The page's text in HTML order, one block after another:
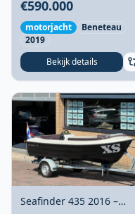
€590.000
motorjacht
Beneteau
2019
Bekijk details
Seafinder 435 2016 –